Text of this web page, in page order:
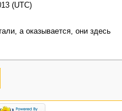
(UTC)
а оказывается, они здесь